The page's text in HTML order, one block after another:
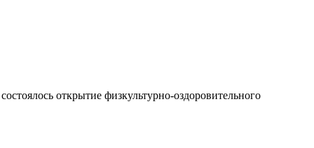
открытие физкультурно‑оздоровительного